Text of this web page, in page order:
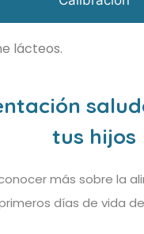
lácteos.
tus hijos
más sobre la
días de vida